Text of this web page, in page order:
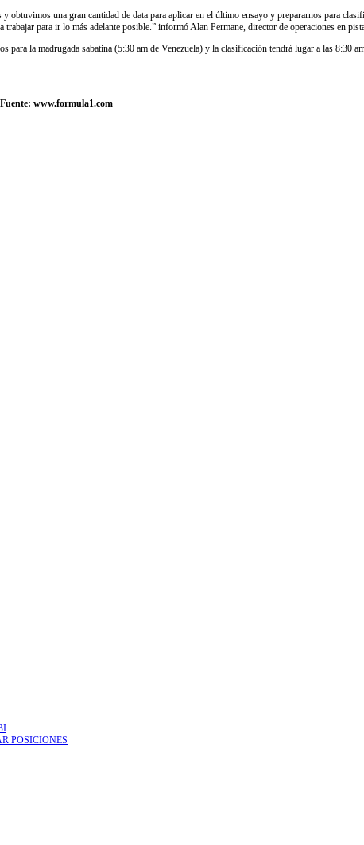
una gran cantidad de data para aplicar en el último ensayo y prepararnos para
para ir lo más adelante posible.” informó Alan Permane, director de operaciones en
la madrugada sabatina (5:30 am de Venezuela) y la clasificación tendrá lugar a las 8:30
www.formula1.com
POSICIONES